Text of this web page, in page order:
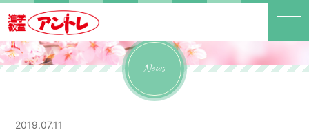
News
2019.07.11